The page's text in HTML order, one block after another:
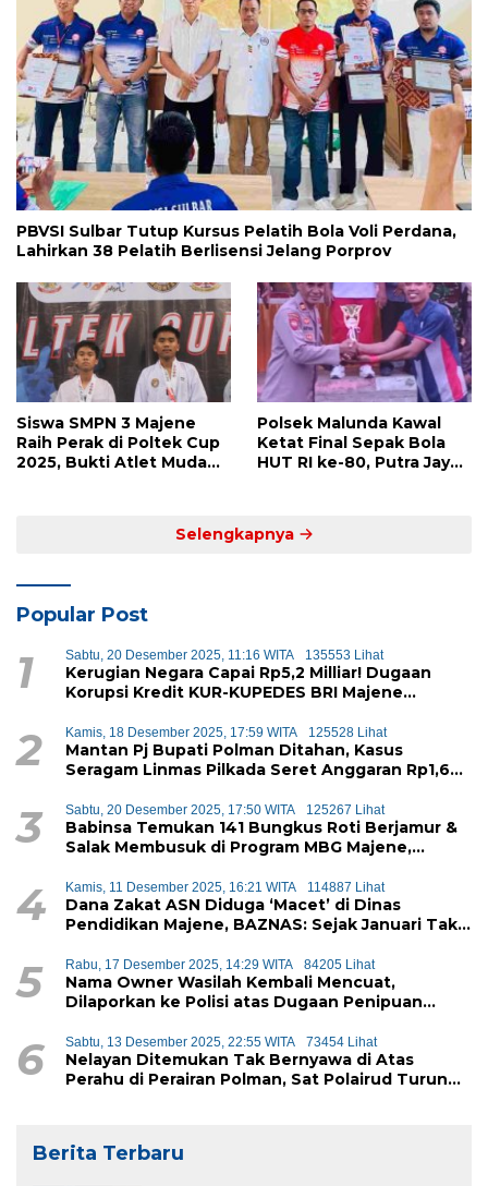
PBVSI Sulbar Tutup Kursus Pelatih Bola Voli Perdana,
Lahirkan 38 Pelatih Berlisensi Jelang Porprov
Siswa SMPN 3 Majene
Raih Perak di Poltek Cup
2025, Bukti Atlet Muda
Polsek Malunda Kawal
Ketat Final Sepak Bola
HUT RI ke-80, Putra Jaya
Selengkapnya
Popular Post
1 Sabtu, 20 Desember 2025, 11:16 WITA 135553 Lihat
Kerugian Negara Capai Rp5,2 Milliar! Dugaan
Korupsi Kredit KUR-KUPEDES BRI Majene
2 Kamis, 18 Desember 2025, 17:59 WITA 125528 Lihat
Mantan Pj Bupati Polman Ditahan, Kasus
Seragam Linmas Pilkada Seret Anggaran Rp1,6
3 Sabtu, 20 Desember 2025, 17:50 WITA 125267 Lihat
Babinsa Temukan 141 Bungkus Roti Berjamur &
Salak Membusuk di Program MBG Majene,
4 Kamis, 11 Desember 2025, 16:21 WITA 114887 Lihat
Dana Zakat ASN Diduga ‘Macet’ di Dinas
Pendidikan Majene, BAZNAS: Sejak Januari Tak
5 Rabu, 17 Desember 2025, 14:29 WITA 84205 Lihat
Nama Owner Wasilah Kembali Mencuat,
Dilaporkan ke Polisi atas Dugaan Penipuan
6 Sabtu, 13 Desember 2025, 22:55 WITA 73454 Lihat
Nelayan Ditemukan Tak Bernyawa di Atas
Perahu di Perairan Polman, Sat Polairud Turun
Berita Terbaru